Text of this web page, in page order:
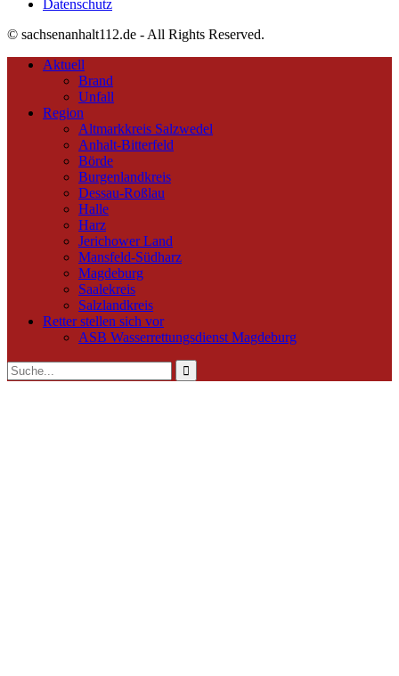
Datenschutz
© sachsenanhalt112.de - All Rights Reserved.
Aktuell
Brand
Unfall
Region
Altmarkkreis Salzwedel
Anhalt-Bitterfeld
Börde
Burgenlandkreis
Dessau-Roßlau
Halle
Harz
Jerichower Land
Mansfeld-Südharz
Magdeburg
Saalekreis
Salzlandkreis
Retter stellen sich vor
ASB Wasserrettungsdienst Magdeburg